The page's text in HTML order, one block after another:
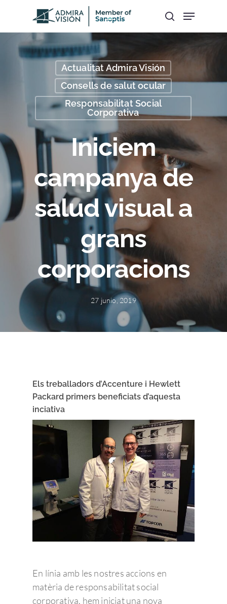
Hit enter to search or ESC to close
Actualitat Admira Visión
Consells de salut ocular
Responsabilitat Social
Corporativa
Iniciem
campanya de
salud visual a
grans
corporacions
27 junio, 2019
Els treballadors d’Accenture i Hewlett
Packard primers beneficiats d’aquesta
inciativa
En línia amb les nostres accions en
matèria de responsabilitat social
corporativa, hem iniciat una nova